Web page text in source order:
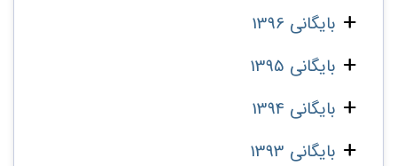
بایگانی 1396
بایگانی 1395
بایگانی 1394
بایگانی 1393